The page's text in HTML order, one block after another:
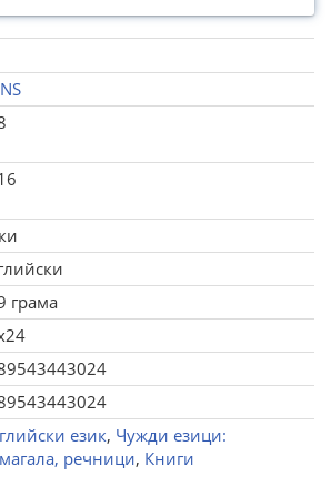
грама
език, Чужди езици:
речници, Книги